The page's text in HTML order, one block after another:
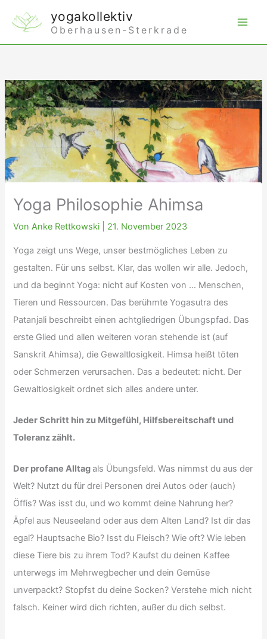
Inhalt
springen
yogakollektiv
Oberhausen-Sterkrade
Yoga Philosophie Ahimsa
VonAnke Rettkowski 21. November 2023
Yoga zeigt uns Wege, unser bestmögliches Leben zu
gestalten. Für uns selbst. Klar, das wollen wir alle. Jedoch,
und da beginnt Yoga: nicht auf Kosten von … Menschen,
Tieren und Ressourcen. Das berühmte Yogasutra des
Patanjali beschreibt einen achtgliedrigen Übungspfad. Das
erste Glied und allen weiteren voran stehende ist (auf
Sanskrit Ahimsa), die Gewaltlosigkeit. Himsa heißt töten
oder Schmerzen verursachen. Das a bedeutet: nicht. Der
Gewaltlosigkeit ordnet sich alles andere unter.
Jeder Schritt hin zu Mitgefühl, Hilfsbereitschaft und
Toleranz zählt.
Der profane Alltagals Übungsfeld. Was nimmst du aus der
Welt? Nutzt du für drei Personen drei Autos oder (auch)
Öffis? Was isst du, und wo kommt deine Nahrung her?
Äpfel aus Neuseeland oder aus dem Alten Land? Ist dir das
egal? Hauptsache Bio? Isst du Fleisch? Wie oft? Wie leben
diese Tiere bis zu ihrem Tod? Kaufst du deinen Kaffee
unterwegs im Mehrwegbecher und dein Gemüse
unverpackt? Stopfst du deine Socken? Verstehe mich nicht
falsch. Keiner wird dich richten, außer du dich selbst.